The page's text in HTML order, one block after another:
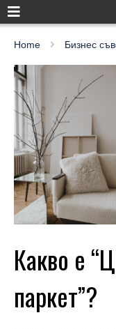
Home Бизнес
Какво e
паркет”?